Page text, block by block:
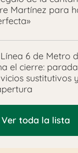
Martínez para
6 de Metro
el cierre:
sustitutivos
Ver toda la lista